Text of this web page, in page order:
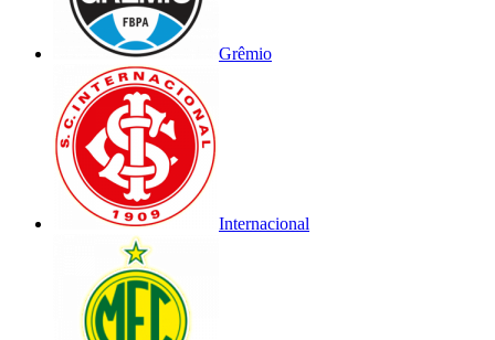
Grêmio
Internacional